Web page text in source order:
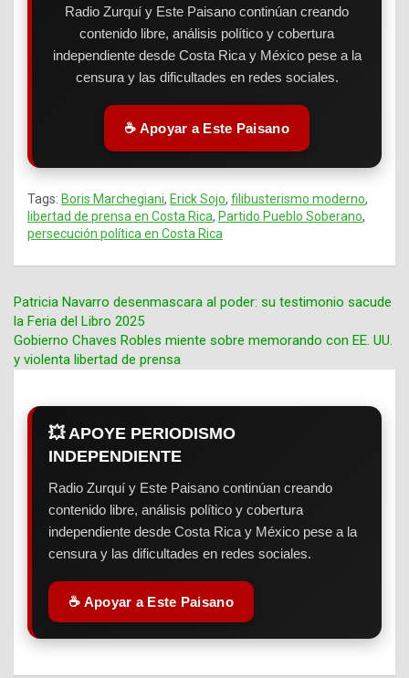
Radio Zurquí y Este Paisano continúan creando
contenido libre, análisis político y cobertura
independiente desde Costa Rica y México pese a la
censura y las dificultades en redes sociales.
☕ Apoyar a Este Paisano
Tags: Boris Marchegiani, Erick Sojo, filibusterismo moderno,
libertad de prensa en Costa Rica, Partido Pueblo Soberano,
persecución política en Costa Rica
Navegación
de
entradas
Patricia Navarro desenmascara al poder: su testimonio sacude
la Feria del Libro 2025
Gobierno Chaves Robles miente sobre memorando con EE. UU.
y violenta libertad de prensa
💥 APOYE PERIODISMO
INDEPENDIENTE
Radio Zurquí y Este Paisano continúan creando
contenido libre, análisis político y cobertura
independiente desde Costa Rica y México pese a la
censura y las dificultades en redes sociales.
☕ Apoyar a Este Paisano